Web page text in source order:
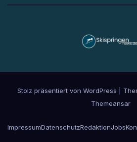
Stolz präsentiert von WordPress
Themeansar
ImpressumDatenschutzRedaktionJobs